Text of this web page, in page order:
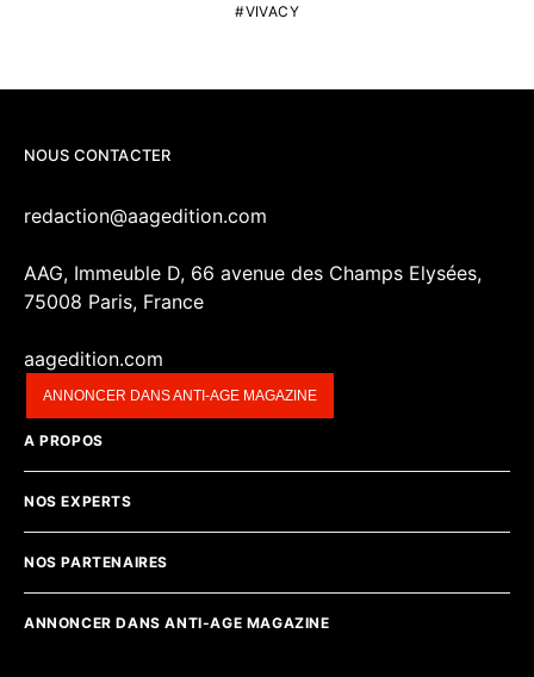
VIVACY
NOUS CONTACTER
redaction@aagedition.com
AAG, Immeuble D, 66 avenue des Champs Elysées,
75008 Paris, France
aagedition.com
ANNONCER DANS ANTI-AGE MAGAZINE
A PROPOS
NOS EXPERTS
NOS PARTENAIRES
ANNONCER DANS ANTI-AGE MAGAZINE